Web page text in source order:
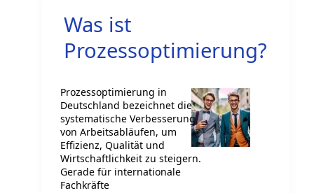
Unternehmen
Was ist
Prozessoptimierung?
Prozessoptimierung in
Deutschland bezeichnet die
systematische Verbesserung
von Arbeitsabläufen, um
Effizienz, Qualität und
Wirtschaftlichkeit zu steigern.
Gerade für internationale
Fachkräfte